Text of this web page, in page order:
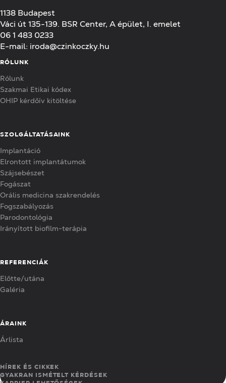
1138 Budapest
Váci út 135-139. BSR Center, A épület, I. emelet
06 1 483 0233
E-mail: iroda@czinkoczky.hu
RÓLUNK
Rólunk
Szakmai Etikai kódex
OHIP kérdőív kitöltése
SZOLGÁLTATÁSAINK
Implantáció
Elrontott implantátumok
Szájsebészet
Fogászat
Orális medicina szakrendelés
Fogszabályozás
Parodontológia
Irányított biofilm-terápia
REFERENCIÁK
Előtte/utána
Galéria
ÁRAINK
Árlista
HÍREK ÉS CIKKEK
GYAKRAN ISMÉTELT KÉRDÉSEK